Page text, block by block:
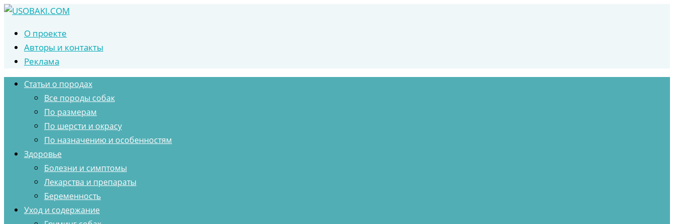
Перейти
контентуО проекте
Авторы и контакты
Реклама
Статьи о породах
Все породы собак
По размерам
По шерсти и окрасу
По назначению и особенностям
Здоровье
Болезни и симптомы
Лекарства и препараты
Беременность
Уход и содержание